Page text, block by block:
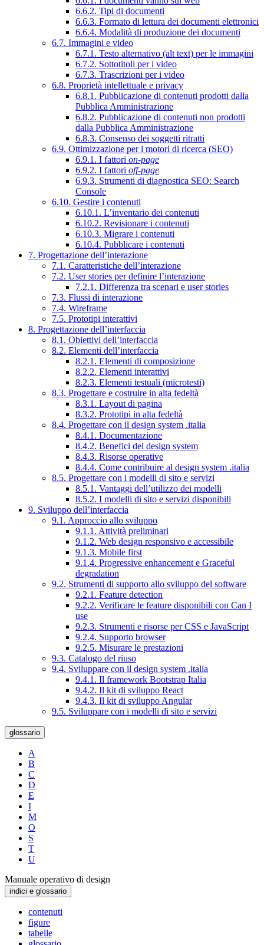
6.6.2. Tipi di documenti
6.6.3. Formato di lettura dei documenti elettronici
6.6.4. Modalità di produzione dei documenti
6.7. Immagini e video
6.7.1. Testo alternativo (alt text) per le immagini
6.7.2. Sottotitoli per i video
6.7.3. Trascrizioni per i video
6.8. Proprietà intellettuale e privacy
6.8.1. Pubblicazione di contenuti prodotti dalla
Pubblica Amministrazione
6.8.2. Pubblicazione di contenuti non prodotti
dalla Pubblica Amministrazione
6.8.3. Consenso dei soggetti ritratti
6.9. Ottimizzazione per i motori di ricerca (SEO)
6.9.1. I fattori on-page
6.9.2. I fattori off-page
6.9.3. Strumenti di diagnostica SEO: Search
Console
6.10. Gestire i contenuti
6.10.1. L’inventario dei contenuti
6.10.2. Revisionare i contenuti
6.10.3. Migrare i contenuti
6.10.4. Pubblicare i contenuti
7. Progettazione dell’interazione
7.1. Caratteristiche dell’interazione
7.2. User stories per definire l’interazione
7.2.1. Differenza tra scenari e user stories
7.3. Flussi di interazione
7.4. Wireframe
7.5. Prototipi interattivi
8. Progettazione dell’interfaccia
8.1. Obiettivi dell’interfaccia
8.2. Elementi dell’interfaccia
8.2.1. Elementi di composizione
8.2.2. Elementi interattivi
8.2.3. Elementi testuali (microtesti)
8.3. Progettare e costruire in alta fedeltà
8.3.1. Layout di pagina
8.3.2. Prototipi in alta fedeltà
8.4. Progettare con il design system .italia
8.4.1. Documentazione
8.4.2. Benefici del design system
8.4.3. Risorse operative
8.4.4. Come contribuire al design system .italia
8.5. Progettare con i modelli di sito e servizi
8.5.1. Vantaggi dell’utilizzo dei modelli
8.5.2. I modelli di sito e servizi disponibili
9. Sviluppo dell’interfaccia
9.1. Approccio allo sviluppo
9.1.1. Attività preliminari
9.1.2. Web design responsivo e accessibile
9.1.3. Mobile first
9.1.4. Progressive enhancement e Graceful
degradation
9.2. Strumenti di supporto allo sviluppo del software
9.2.1. Feature detection
9.2.2. Verificare le feature disponibili con Can I
use
9.2.3. Strumenti e risorse per CSS e JavaScript
9.2.4. Supporto browser
9.2.5. Misurare le prestazioni
9.3. Catalogo del riuso
9.4. Sviluppare con il design system .italia
9.4.1. Il framework Bootstrap Italia
9.4.2. Il kit di sviluppo React
9.4.3. Il kit di sviluppo Angular
9.5. Sviluppare con i modelli di sito e servizi
glossario
A
B
C
D
E
I
M
O
S
T
U
Manuale operativo di design
indici e glossario
contenuti
figure
tabelle